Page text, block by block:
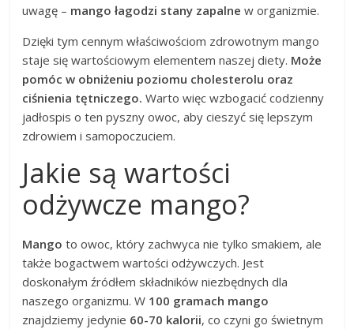
uwagę – mango łagodzi stany zapalne w organizmie.
Dzięki tym cennym właściwościom zdrowotnym mango
staje się wartościowym elementem naszej diety. Może
pomóc w obniżeniu poziomu cholesterolu oraz
ciśnienia tętniczego. Warto więc wzbogacić codzienny
jadłospis o ten pyszny owoc, aby cieszyć się lepszym
zdrowiem i samopoczuciem.
Jakie są wartości
odżywcze mango?
Mango to owoc, który zachwyca nie tylko smakiem, ale
także bogactwem wartości odżywczych. Jest
doskonałym źródłem składników niezbędnych dla
naszego organizmu. W 100 gramach mango
znajdziemy jedynie 60-70 kalorii, co czyni go świetnym